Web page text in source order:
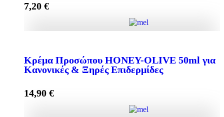
7,20 €
Κρέμα Προσώπου HONEY-OLIVE 50ml για
Κανονικές & Ξηρές Επιδερμίδες
14,90 €